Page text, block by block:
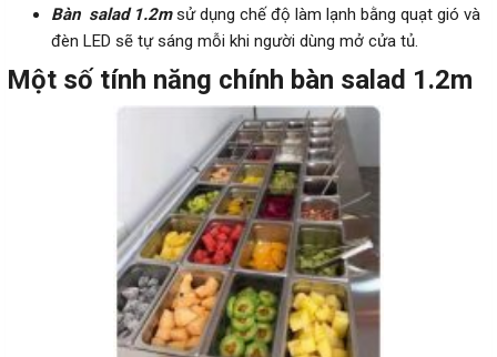
Bàn salad 1.2msử dụng chế độ làm lạnh bằng quạt gió và
đèn LED sẽ tự sáng mỗi khi người dùng mở cửa tủ.
Một số tính năng chính bàn salad 1.2m